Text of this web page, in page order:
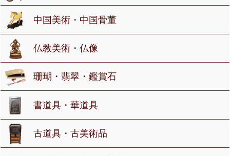
中国美術・中国骨董
仏教美術・仏像
珊瑚・翡翠・鑑賞石
書道具・華道具
古道具・古美術品